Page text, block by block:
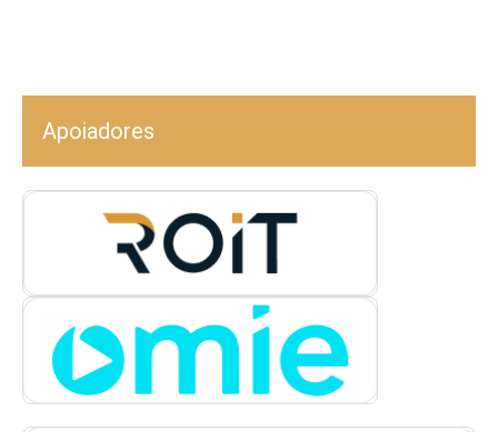
Apoiadores